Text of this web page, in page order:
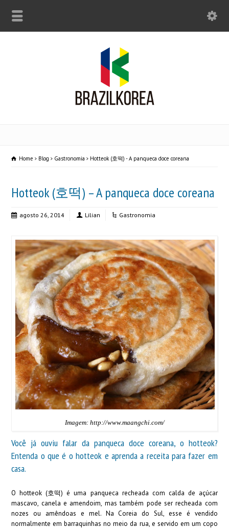
Home Blog Gastronomia Hotteok (호떡) - A panqueca doce coreana
Hotteok (호떡) – A panqueca doce coreana
agosto 26, 2014 Lilian Gastronomia
Imagem: http://www.maangchi.com/
Você já ouviu falar da panqueca doce coreana, o hotteok?
Entenda o que é o hotteok e aprenda a receita para fazer em
casa.
O hotteok (호떡) é uma panqueca recheada com calda de açúcar
mascavo, canela e amendoim, mas também pode ser recheada com
nozes ou amêndoas e mel. Na Coreia do Sul, esse é vendido
normalmente em barraquinhas no meio da rua, e servido em um copo